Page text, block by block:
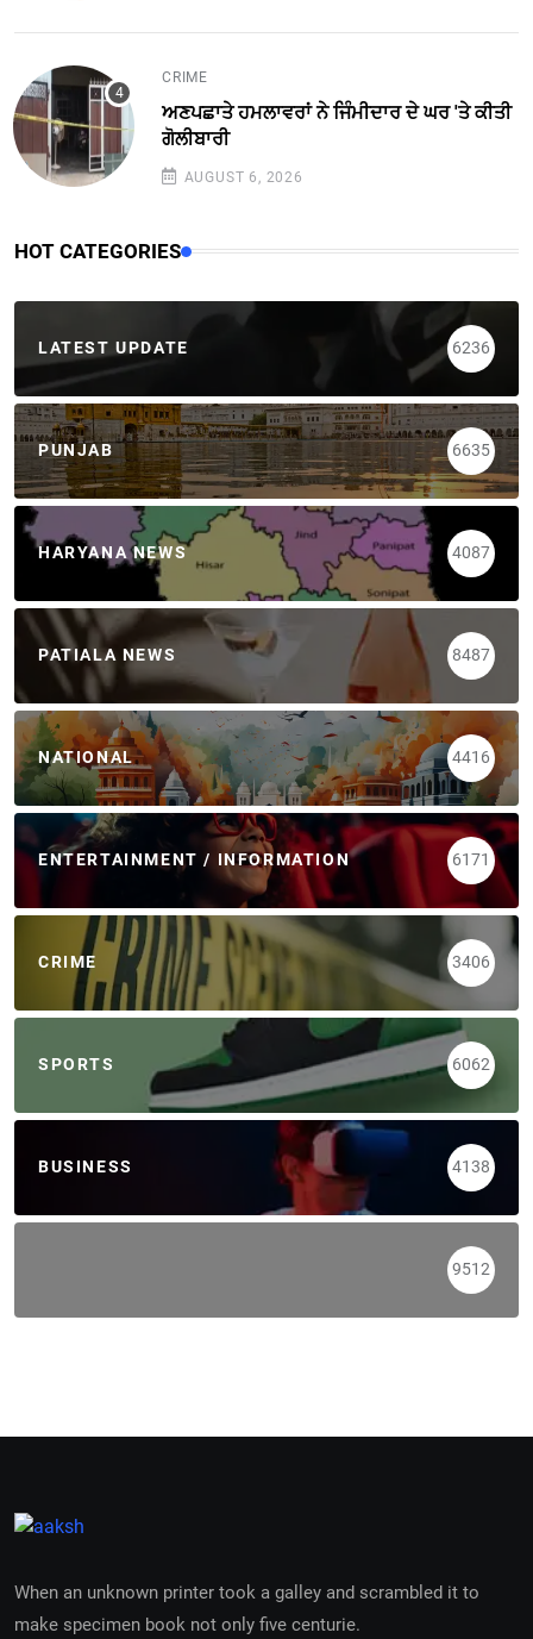
CRIME
ਅਣਪਛਾਤੇ ਹਮਲਾਵਰਾਂ ਨੇ ਜਿੰਮੀਦਾਰ ਦੇ ਘਰ 'ਤੇ ਕੀਤੀ
ਗੋਲੀਬਾਰੀ
AUGUST 6, 2026
HOT CATEGORIES
LATEST UPDATE 6236
PUNJAB 6635
HARYANA NEWS 4087
PATIALA NEWS 8487
NATIONAL 4416
ENTERTAINMENT / INFORMATION 6171
CRIME 3406
SPORTS 6062
BUSINESS 4138
9512
When an unknown printer took a galley and scrambled it to
make specimen book not only five centurie.